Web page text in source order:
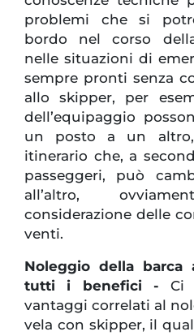
problemi che si
bordo nel corso
nelle situazioni di
sempre pronti senza
allo skipper, per
dell’equipaggio
un posto a un
itinerario che, a
passeggeri, può
all’altro,
considerazione delle
venti.
Noleggio della barca
tutti i benefici - Ci
vantaggi correlati al
vela con skipper, il